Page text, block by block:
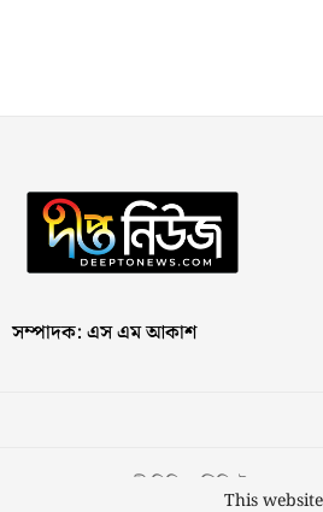
সম্পাদক: এস এম আকাশ
স্বত্ব © ২০২৩ কাজী মিডিয়া লিমিটেড
This